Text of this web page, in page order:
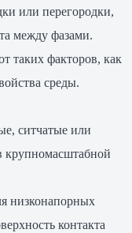
или перегородки,
между фазами.
таких факторов, как
среды.
ситчатые или
крупномасштабной
низконапорных
контакта